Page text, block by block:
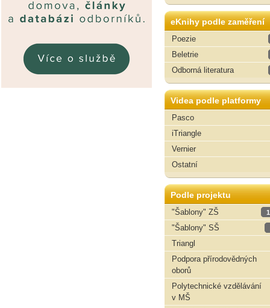
eKnihy podle zaměření
Poezie
Beletrie
Odborná literatura
Videa podle platformy
Pasco
iTriangle
Vernier
Ostatní
Podle projektu
"Šablony" ZŠ
"Šablony" SŠ
Triangl
Podpora přírodovědných
oborů
Polytechnické vzdělávání
v MŠ